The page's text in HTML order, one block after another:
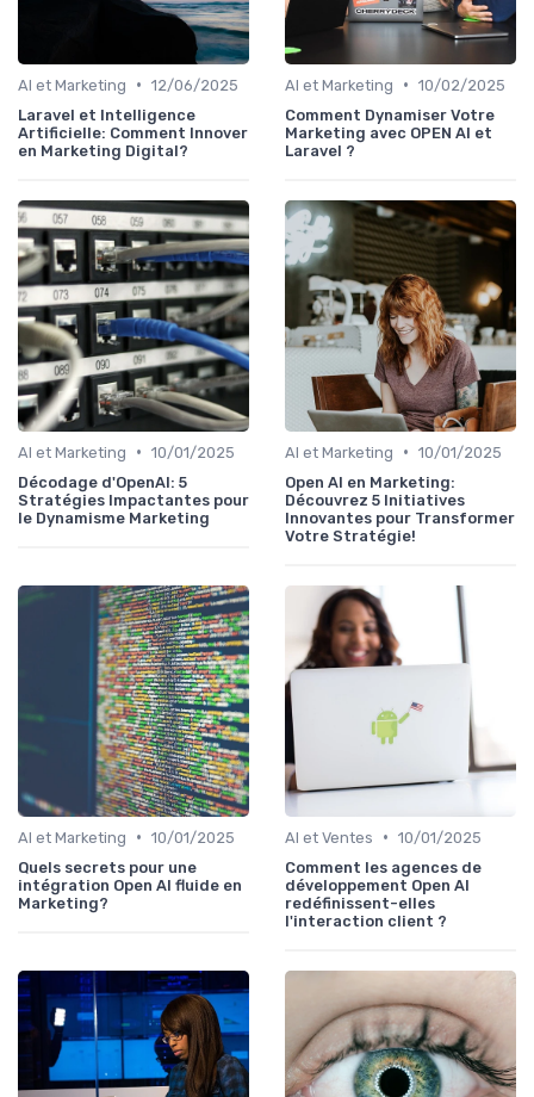
AI et Marketing • 12/06/2025
Laravel et Intelligence
Artificielle: Comment Innover
en Marketing Digital?
AI et Marketing • 10/02/2025
Comment Dynamiser Votre
Marketing avec OPEN AI et
Laravel ?
AI et Marketing • 10/01/2025
Décodage d'OpenAI: 5
Stratégies Impactantes pour
le Dynamisme Marketing
AI et Marketing • 10/01/2025
Open AI en Marketing:
Découvrez 5 Initiatives
Innovantes pour Transformer
Votre Stratégie!
AI et Marketing • 10/01/2025
Quels secrets pour une
intégration Open AI fluide en
Marketing?
AI et Ventes • 10/01/2025
Comment les agences de
développement Open AI
redéfinissent-elles
l'interaction client ?